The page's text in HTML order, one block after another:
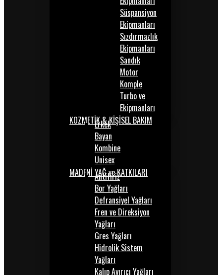
Süspansiyon
Ekipmanları
Sızdırmazlık
Ekipmanları
Sandık
Motor
Komple
Turbo ve
Ekipmanları
KOZMETİK & KİŞİSEL BAKIM
Erkek
Bayan
Kombine
Unisex
MADENİ YAĞ ve KATKILARI
Antifiriz
Bor Yağları
Defransiyel Yağları
Fren ve Direksiyon
Yağları
Gres Yağları
Hidrolik Sistem
Yağları
Kalıp Ayırıcı Yağları